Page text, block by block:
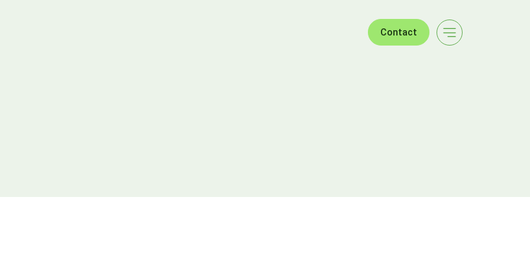
Contact